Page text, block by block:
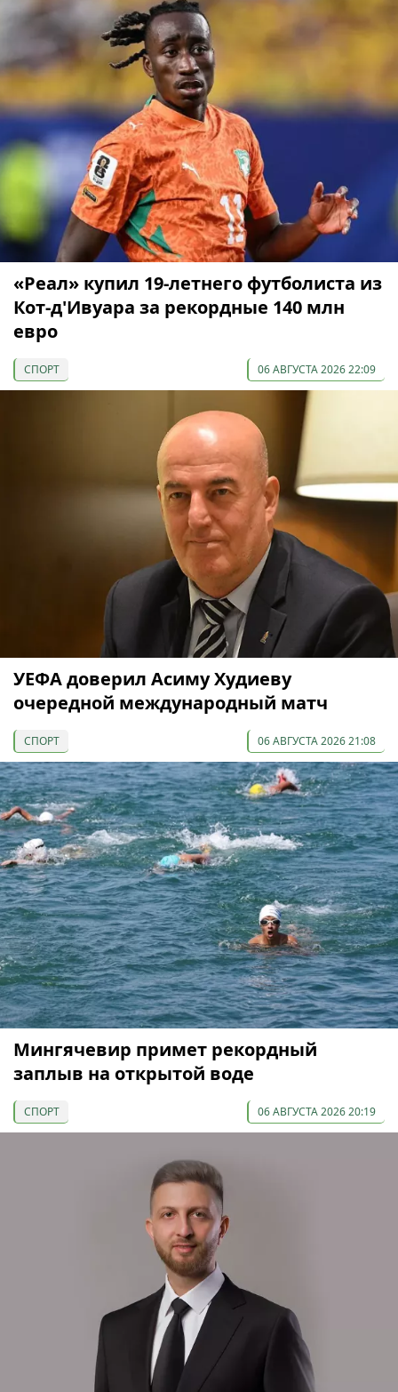
«Реал» купил 19-летнего футболиста из
Кот-д'Ивуара за рекордные 140 млн
евро
СПОРТ 06 АВГУСТА 2026 22:09
УЕФА доверил Асиму Худиеву
очередной международный матч
СПОРТ 06 АВГУСТА 2026 21:08
Мингячевир примет рекордный
заплыв на открытой воде
СПОРТ 06 АВГУСТА 2026 20:19